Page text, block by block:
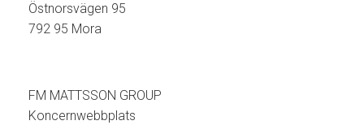
Östnorsvägen 95
792 95 Mora
FM MATTSSON GROUP
Koncernwebbplats